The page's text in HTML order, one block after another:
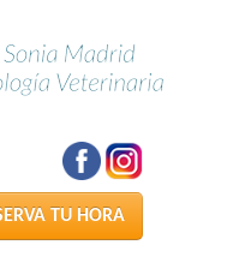
TU HORA